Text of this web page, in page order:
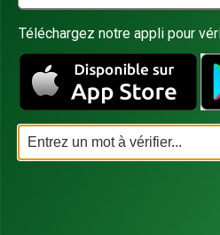
Téléchargez notre appli pour